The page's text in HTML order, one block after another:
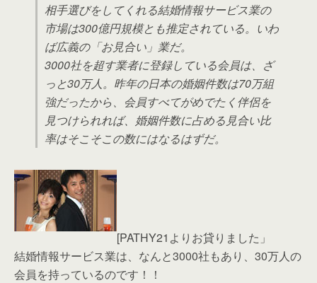
相手選びをしてくれる結婚情報サービス業の
市場は300億円規模とも推定されている。いわ
ば広義の「お見合い」業だ。
3000社を超す業者に登録している会員は、ざ
っと30万人。昨年の日本の婚姻件数は70万組
強だったから、会員すべてがめでたく伴侶を
見つけられれば、婚姻件数に占める見合い比
率はそこそこの数にはなるはずだ。
[PATHY21よりお貸りました」
結婚情報サービス業は、なんと3000社もあり、30万人の
会員を持っているのです！！